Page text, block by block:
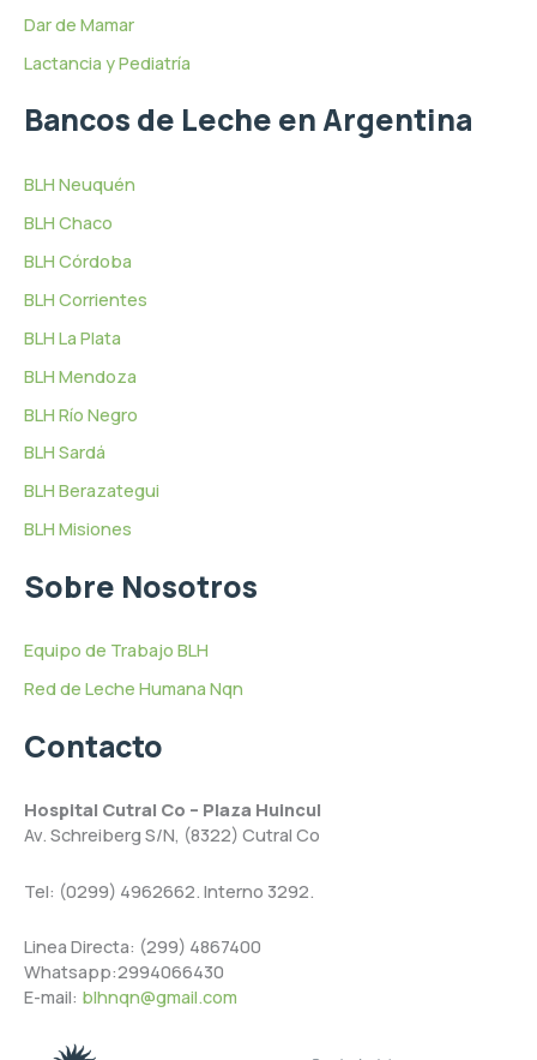
Dar de Mamar
Lactancia y Pediatría
Bancos de Leche en Argentina
BLH Neuquén
BLH Chaco
BLH Córdoba
BLH Corrientes
BLH La Plata
BLH Mendoza
BLH Río Negro
BLH Sardá
BLH Berazategui
BLH Misiones
Sobre Nosotros
Equipo de Trabajo BLH
Red de Leche Humana Nqn
Contacto
Hospital Cutral Co – Plaza Huincul
Av. Schreiberg S/N, (8322) Cutral Co
Tel: (0299) 4962662. Interno 3292.
Linea Directa: (299) 4867400
Whatsapp:2994066430
E-mail: blhnqn@gmail.com